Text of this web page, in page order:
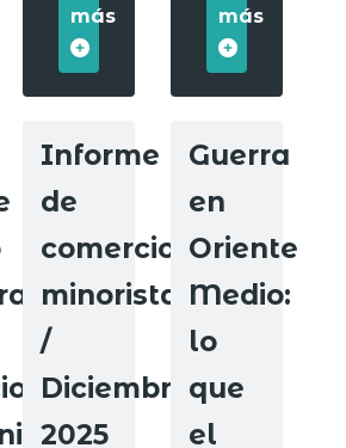
más
más
Informe
de
comercio
minorista
/
Diciembre
2025
Guerra
en
Oriente
Medio:
lo
que
el